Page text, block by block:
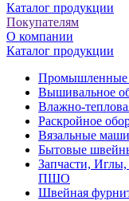
Каталог продукции
Покупателям
О компании
Каталог продукции
Вышивальное
Влажно-
Раскройное
Вязальные
Бытовые
Запчасти,
ПШО
Швейная